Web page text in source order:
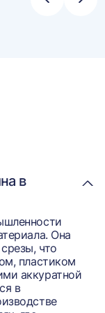
Стрелка
в
Она
что
пластиком
аккуратной
в